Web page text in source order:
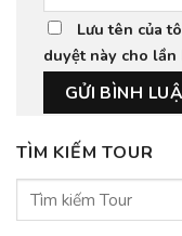
Lưu tên của
duyệt này cho
TÌM KIẾM TOUR
Tìm